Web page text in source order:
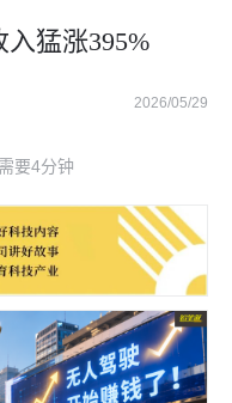
猛涨395%
2026/05/29
要4分钟